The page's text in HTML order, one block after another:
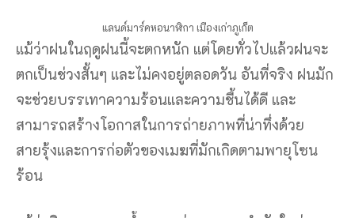
แม้ว่ากิจกรรมทางน้ำบางอย่างอาจถูกจำกัดในช่วงฤดู
ฝนเนื่องจากทะเลที่ไม่สงบแล้ว แต่ก็ยังสามารถ
เพลิดเพลินกับกีฬาทางน้ำและว่ายน้ำได้ โดยเฉพาะใน
อ่าวและทะเลสาบที่มีอาคารหลังคาปกคลุม นอกจากนี้
ฤดูฝนยังเป็นช่วงเวลาที่ดีในการสัมผัสกิจกรรมในร่ม
ของเกาะ เช่น การเยี่ยมชมพิพิธภัณฑ์สัตว์น้ำภูเก็ตหรือ